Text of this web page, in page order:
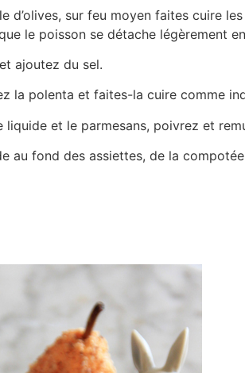
d’olives, sur feu moyen faites cuire
le poisson se détache légèrement
ajoutez du sel.
la polenta et faites-la cuire comme
et le parmesans, poivrez et
au fond des assiettes, de la